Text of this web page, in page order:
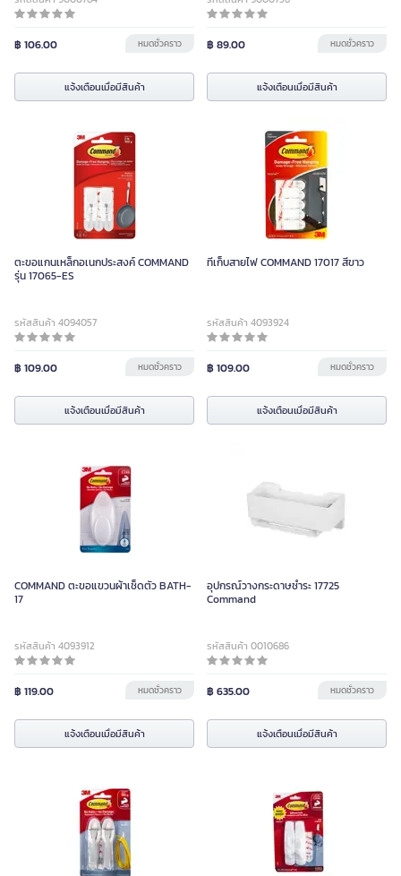
฿ 106.00 หมดชั่วคราว
แจ้งเตือนเมื่อมีสินค้า
฿ 89.00 หมดชั่วคราว
แจ้งเตือนเมื่อมีสินค้า
ตะขอแกนเหล็กอเนกประสงค์ COMMAND
รุ่น 17065-ES
รหัสสินค้า 4094057
฿ 109.00 หมดชั่วคราว
แจ้งเตือนเมื่อมีสินค้า
ที่เก็บสายไฟ COMMAND 17017 สีขาว
รหัสสินค้า 4093924
฿ 109.00 หมดชั่วคราว
แจ้งเตือนเมื่อมีสินค้า
COMMAND ตะขอแขวนผ้าเช็ดตัว BATH-
17
รหัสสินค้า 4093912
฿ 119.00 หมดชั่วคราว
แจ้งเตือนเมื่อมีสินค้า
อุปกรณ์วางกระดาษชำระ 17725
Command
รหัสสินค้า 0010686
฿ 635.00 หมดชั่วคราว
แจ้งเตือนเมื่อมีสินค้า